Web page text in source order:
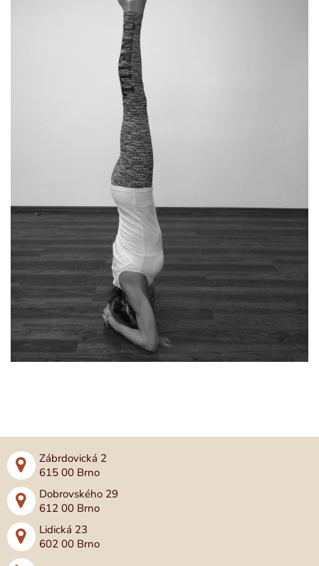
Zábrdovická 2
615 00 Brno
Dobrovského 29
612 00 Brno
Lidická 23
602 00 Brno